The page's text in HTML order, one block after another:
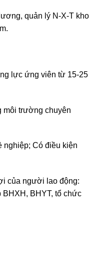
quản lý N-X-T kho
lực ứng viên từ 15-25
môi trường chuyên
nghiệp; Có điều kiện
của người lao động:
BHYT, tổ chức